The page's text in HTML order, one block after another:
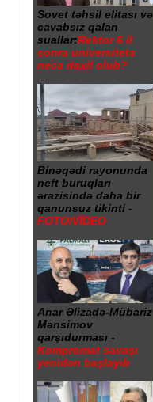
Sovet təhsil elitası və
cavabsız qalan
suallar:Rektor 6 il
sonra universitetə
necə daxil olub?
Binəqədi rayonunda
neft buruqları
ərazisində daha bir
qanunsuz tikinti -
FOTO/VİDEO
Anar Əlizadə-Mübariz
Mənsimov
qarşıdurması -
Kompromat savaşı
yenidən başlayıb